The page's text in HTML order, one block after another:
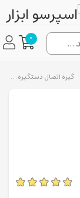
0
گیره اتصال دستگیره شیر آب و بخار کنتی